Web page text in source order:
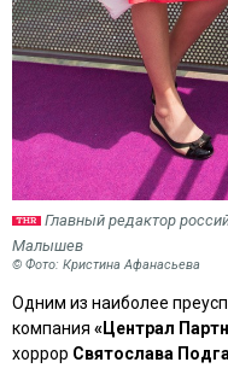
Главный редактор
Малышев
© Фото: Кристина Афанасьева
Одним из наиболее
компания «Централ
хоррор Святослава